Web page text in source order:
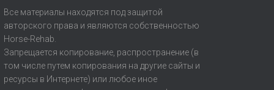
Все материалы находятся под защитой
авторского права и являются собственностью
Horse-Rehab.
Запрещается копирование, распространение (в
том числе путем копирования на другие сайты и
ресурсы в Интернете) или любое иное